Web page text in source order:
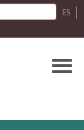
ES